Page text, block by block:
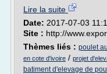
Lire la suite
Date: 2017-07-03
Site : http://
Thèmes liés : poulet
en cote d'ivoire / projet
batiment d'elevage de